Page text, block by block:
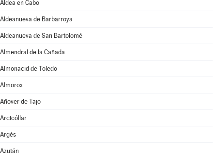
Aldea en Cabo
Aldeanueva de Barbarroya
Aldeanueva de San Bartolomé
Almendral de la Cañada
Almonacid de Toledo
Almorox
Añover de Tajo
Arcicóllar
Argés
Azután